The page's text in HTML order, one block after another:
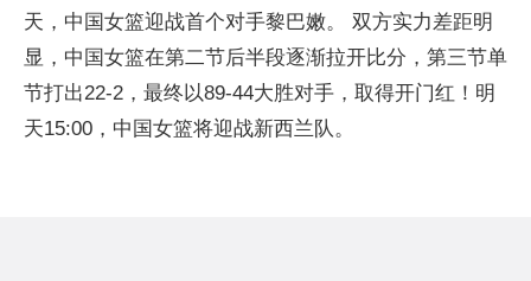
天，中国女篮迎战首个对手黎巴嫩。 双方实力差距明
显，中国女篮在第二节后半段逐渐拉开比分，第三节单
节打出22-2，最终以89-44大胜对手，取得开门红！明
天15:00，中国女篮将迎战新西兰队。 ​​​